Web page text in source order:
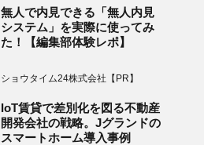
無人で内見できる「無人内見
システム」を実際に使ってみ
た！【編集部体験レポ】
ショウタイム24株式会社【PR】
IoT賃貸で差別化を図る不動産
開発会社の戦略。Jグランドの
スマートホーム導入事例